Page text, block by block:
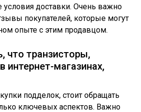
условия доставки. Очень важно
покупателей, которые могут
опыте с этим продавцом.
что транзисторы,
интернет-магазинах,
подделок, стоит обращать
ключевых аспектов. Важно